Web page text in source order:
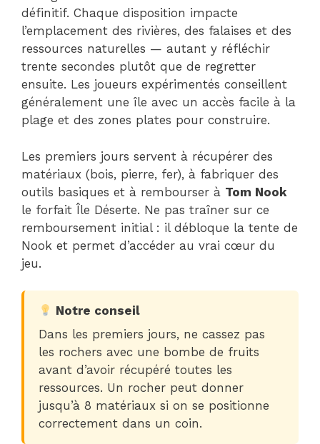
définitif. Chaque disposition impacte
l’emplacement des rivières, des falaises et des
ressources naturelles — autant y réfléchir
trente secondes plutôt que de regretter
ensuite. Les joueurs expérimentés conseillent
généralement une île avec un accès facile à la
plage et des zones plates pour construire.
Les premiers jours servent à récupérer des
matériaux (bois, pierre, fer), à fabriquer des
outils basiques et à rembourser à Tom Nook
le forfait Île Déserte. Ne pas traîner sur ce
remboursement initial : il débloque la tente de
Nook et permet d’accéder au vrai cœur du
jeu.
Notre conseil
Dans les premiers jours, ne cassez pas
les rochers avec une bombe de fruits
avant d’avoir récupéré toutes les
ressources. Un rocher peut donner
jusqu’à 8 matériaux si on se positionne
correctement dans un coin.